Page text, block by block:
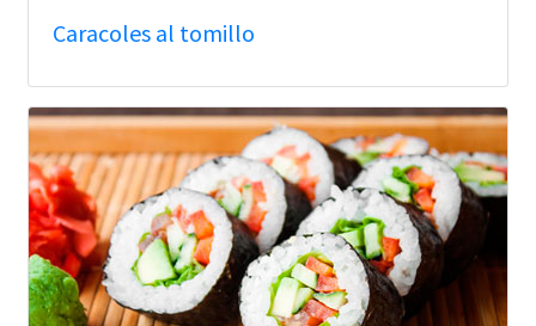
Caracoles al tomillo